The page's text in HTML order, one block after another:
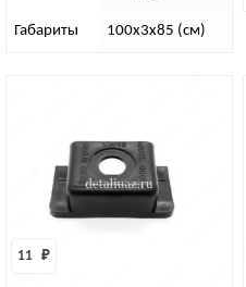
Габариты 100х3х85 (см)
11 ₽